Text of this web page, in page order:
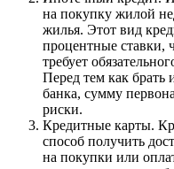
на покупку жилой
жилья. Этот вид
процентные ставки,
требует
Перед тем как брать
банка, сумму
риски.
Кредитные карты.
способ получить
на покупки или